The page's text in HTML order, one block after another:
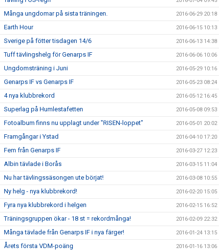
Många ungdomar på sista träningen. 2016-06-29 20:18
Earth Hour 2016-06-15 10:13
Sverige på fötter tisdagen 14/6 2016-06-13 14:38
Tuff tävlingshelg för Genarps IF 2016-06-06 10:06
Ungdomsträning i Juni 2016-05-29 10:16
Genarps IF vs Genarps IF 2016-05-23 08:24
4 nya klubbrekord 2016-05-12 16:45
Superlag på Humlestafetten 2016-05-08 09:53
Fotoalbum finns nu upplagt under "RISEN-loppet" 2016-05-01 20:02
Framgångar i Ystad 2016-04-10 17:20
Fem från Genarps IF 2016-03-27 12:23
Albin tävlade i Borås 2016-03-15 11:04
Nu har tävlingssäsongen ute börjat! 2016-03-08 10:55
Ny helg - nya klubbrekord! 2016-02-20 15:05
Fyra nya klubbrekord i helgen 2016-02-15 16:52
Träningsgruppen ökar - 18 st = rekordmånga! 2016-02-09 22:32
Många tävlade från Genarps IF i nya färger! 2016-01-24 13:15
Årets första VDM-poäng 2016-01-16 13:06